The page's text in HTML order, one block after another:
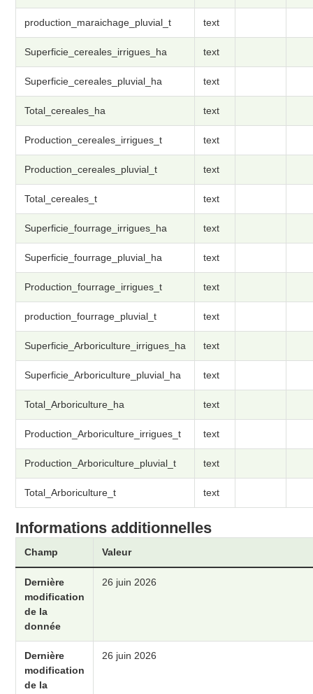
production_maraichage_pluvial_t text
Superficie_cereales_irrigues_ha text
Superficie_cereales_pluvial_ha text
Total_cereales_ha text
Production_cereales_irrigues_t text
Production_cereales_pluvial_t text
Total_cereales_t text
Superficie_fourrage_irrigues_ha text
Superficie_fourrage_pluvial_ha text
Production_fourrage_irrigues_t text
production_fourrage_pluvial_t text
Superficie_Arboriculture_irrigues_ha text
Superficie_Arboriculture_pluvial_ha text
Total_Arboriculture_ha text
Production_Arboriculture_irrigues_t text
Production_Arboriculture_pluvial_t text
Total_Arboriculture_t text
Informations additionnelles
Champ Valeur
Dernière
modification
de la
donnée
26 juin 2026
Dernière
modification
de la
26 juin 2026